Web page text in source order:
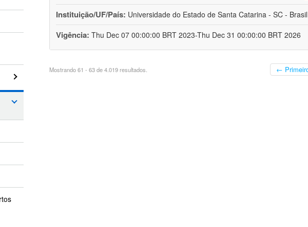
Instituição/UF/País: Universidade do Estado de Santa Catarina - SC - Brasil
Vigência: Thu Dec 07 00:00:00 BRT 2023-Thu Dec 31 00:00:00 BRT 2026
Mostrando 61 - 63 de 4.019 resultados. ←